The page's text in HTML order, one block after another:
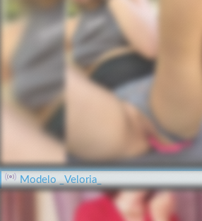
Modelo _Veloria_